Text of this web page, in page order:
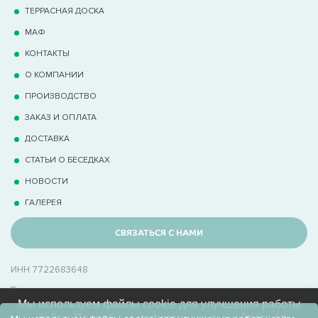
Оформите заказ прямо сейчас и создайте уникальный
стиль на вашем участке!
ТЕРРАCНАЯ ДОСКА
МАФ
КОНТАКТЫ
О КОМПАНИИ
ПРОИЗВОДСТВО
ЗАКАЗ И ОПЛАТА
ДОСТАВКА
СТАТЬИ О БЕСЕДКАХ
НОВОСТИ
ГАЛЕРЕЯ
СВЯЗАТЬСЯ С НАМИ
ИНН 7722683648
В Беседки.Ру производственно-торговая компания с опытом 15+ лет
Мы используем файлы cookie для улучшения работы